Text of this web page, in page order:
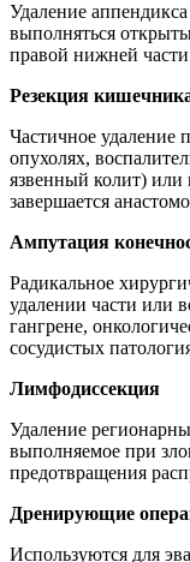
Удаление
выполняться
правой нижней
Резекция
Частичное удаление
опухолях,
язвенный колит)
завершается
Ампутация
Радикальное
удалении части или
гангрене,
сосудистых
Лимфодиссекция
Удаление
выполняемое при
предотвращения
Дренирующие
Используются для